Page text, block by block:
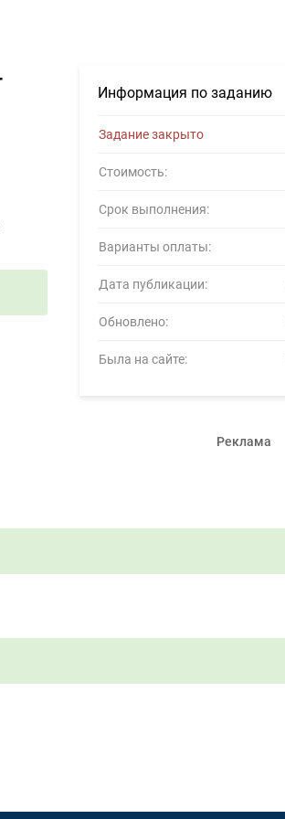
Информация по заданию
Задание закрыто
Стоимость:
Срок выполнения:
Варианты оплаты:
Дата публикации:
Обновлено:
Была на сайте:
Реклама